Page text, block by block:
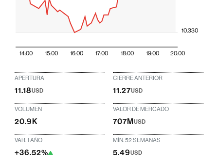
14:00 15:00 16:00 17:00 18:00 19:00 20:00
10.330
APERTURA
11.18USD
CIERRE ANTERIOR
11.27USD
VOLUMEN
20.9K
VALOR DE MERCADO
707MUSD
VAR. 1 AÑO
+36.52%
MÍN. 52 SEMANAS
5.49USD